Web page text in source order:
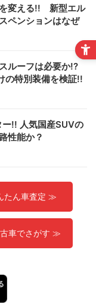
変える!! 新型エル
ペンションはなぜ
ルーフは必要か!?
の特別装備を検証!!
!! 人気国産SUVの
性能か？
たん車査定 ≫
車でさがす ≫